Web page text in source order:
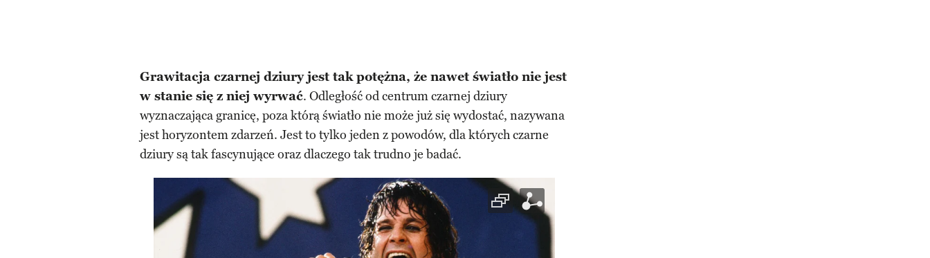
Grawitacja czarnej dziury jest tak potężna, że nawet światło nie jest
w stanie się z niej wyrwać. Odległość od centrum czarnej dziury
wyznaczająca granicę, poza którą światło nie może już się wydostać, nazywana
jest horyzontem zdarzeń. Jest to tylko jeden z powodów, dla których czarne
dziury są tak fascynujące oraz dlaczego tak trudno je badać.